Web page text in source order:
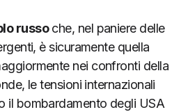
russoche, nel paniere delle
è sicuramente quella
nei confronti della
le tensioni internazionali
il bombardamento degli USA